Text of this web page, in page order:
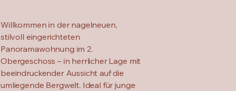
Willkommen in der nagelneuen,
stilvoll eingerichteten
Panoramawohnung im 2.
Obergeschoss – in herrlicher Lage mit
beeindruckender Aussicht auf die
umliegende Bergwelt. Ideal für junge